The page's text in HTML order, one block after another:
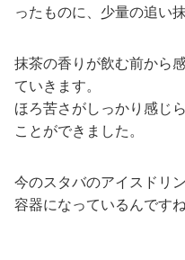
ったものに、少量の追い
抹茶の香りが飲む前から
ていきます。
ほろ苦さがしっかり感じ
ことができました。
今のスタバのアイスドリ
容器になっているんですね